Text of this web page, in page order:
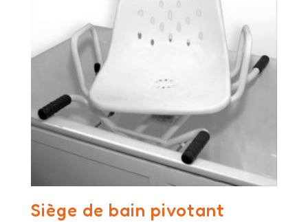
Siège de bain pivotant